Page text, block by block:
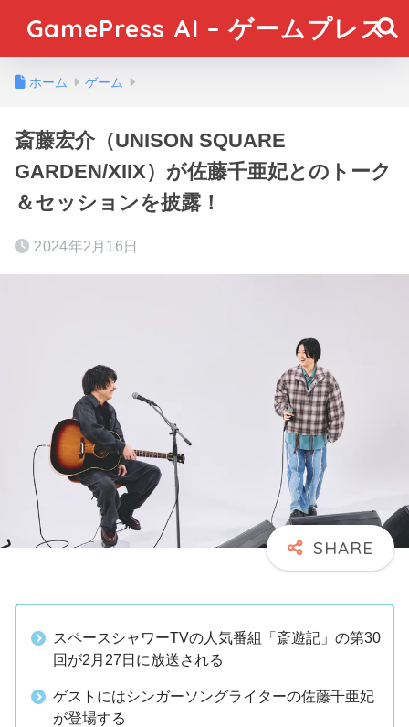
GamePress AI – ゲームプレス
ホーム ゲーム
斎藤宏介（UNISON SQUARE
GARDEN/XIIX）が佐藤千亜妃とのトーク
＆セッションを披露！
2024年2月16日
スペースシャワーTVの人気番組「斎遊記」の第30
回が2月27日に放送される
ゲストにはシンガーソングライターの佐藤千亜妃
が登場する